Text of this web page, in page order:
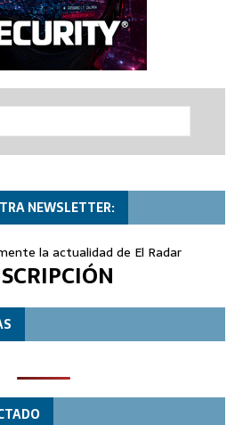
NEWSLETTER:
la actualidad de El Radar